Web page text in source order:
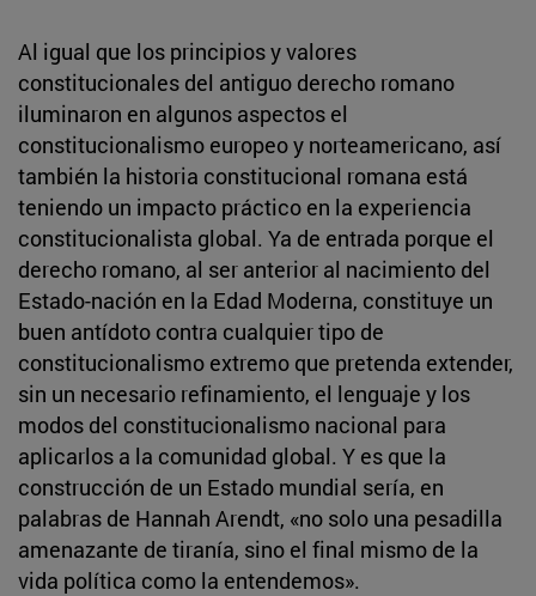
Al igual que los principios y valores
constitucionales del antiguo derecho romano
iluminaron en algunos aspectos el
constitucionalismo europeo y norteamericano, así
también la historia constitucional romana está
teniendo un impacto práctico en la experiencia
constitucionalista global. Ya de entrada porque el
derecho romano, al ser anterior al nacimiento del
Estado-nación en la Edad Moderna, constituye un
buen antídoto contra cualquier tipo de
constitucionalismo extremo que pretenda extender,
sin un necesario refinamiento, el lenguaje y los
modos del constitucionalismo nacional para
aplicarlos a la comunidad global. Y es que la
construcción de un Estado mundial sería, en
palabras de Hannah Arendt, «no solo una pesadilla
amenazante de tiranía, sino el final mismo de la
vida política como la entendemos».